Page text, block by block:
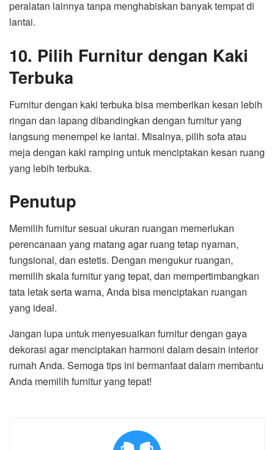
peralatan lainnya tanpa menghabiskan banyak tempat di
lantai.
10. Pilih Furnitur dengan Kaki
Terbuka
Furnitur dengan kaki terbuka bisa memberikan kesan lebih
ringan dan lapang dibandingkan dengan furnitur yang
langsung menempel ke lantai. Misalnya, pilih sofa atau
meja dengan kaki ramping untuk menciptakan kesan ruang
yang lebih terbuka.
Penutup
Memilih furnitur sesuai ukuran ruangan memerlukan
perencanaan yang matang agar ruang tetap nyaman,
fungsional, dan estetis. Dengan mengukur ruangan,
memilih skala furnitur yang tepat, dan mempertimbangkan
tata letak serta warna, Anda bisa menciptakan ruangan
yang ideal.
Jangan lupa untuk menyesuaikan furnitur dengan gaya
dekorasi agar menciptakan harmoni dalam desain interior
rumah Anda. Semoga tips ini bermanfaat dalam membantu
Anda memilih furnitur yang tepat!